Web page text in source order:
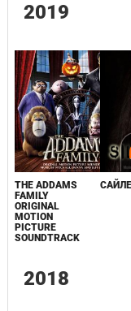
2019
THE ADDAMS
FAMILY
ORIGINAL
MOTION
PICTURE
SOUNDTRACK
2018